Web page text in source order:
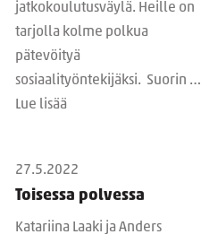
jatkokoulutusväylä. Heille on
tarjolla kolme polkua
pätevöityä
sosiaalityöntekijäksi. Suorin …
Lue lisää
27.5.2022
Toisessa polvessa
Katariina Laaki ja Anders